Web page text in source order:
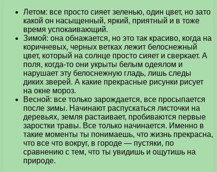
Летом: все просто сияет зеленью, один цвет, но зато
какой он насыщенный, яркий, приятный и в тоже
время успокаивающий.
Зимой: она обнажается, но это так красиво, когда на
коричневых, черных ветках лежит белоснежный
цвет, который на солнце просто сияет и сверкает. А
поля, когда-то они укрыты белым одеялом и
нарушает эту белоснежную гладь, лишь следы
диких зверей. А какие прекрасные рисунки рисует
на окне мороз.
Весной: все только зарождается, все просыпается
после зимы. Начинают распускаться листочки на
деревьях, земля растаивает, пробиваются первые
заростки травы. Все только начинается. Именно в
такие моменты ты понимаешь, что жизнь прекрасна,
что все что вокруг, в городе — пустяки, по
сравнению с тем, что ты увидишь и ощутишь на
природе.